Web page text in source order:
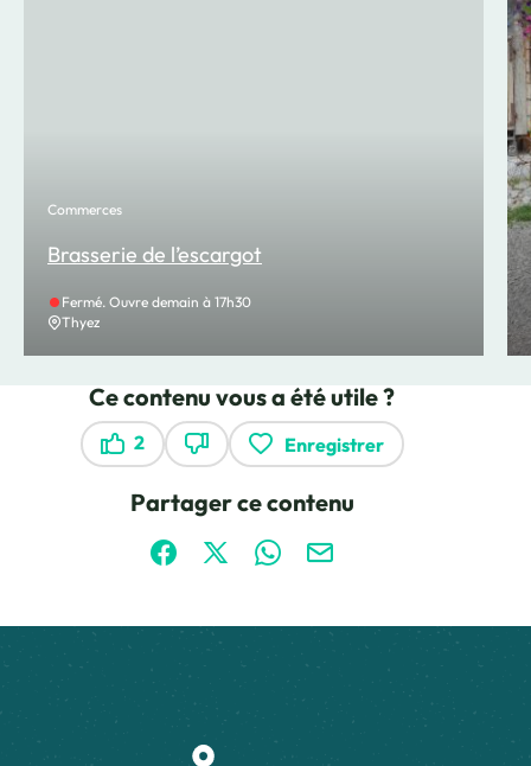
Brasserie de l’escargot
Commerces
Fermé. Ouvre demain à 17h30
Thyez
Ce contenu vous a été utile ?
2
Enregistrer
Partager ce contenu
Partager sur Facebook (nouvelle fenêtre)
Partager sur X / Twitter (nouvelle
Partager sur WhatsApp
Partager par mail